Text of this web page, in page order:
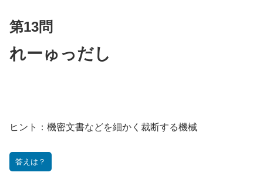
第13問
れーゅっだし
ヒント： 機密文書などを細かく裁断する機械
答えは？